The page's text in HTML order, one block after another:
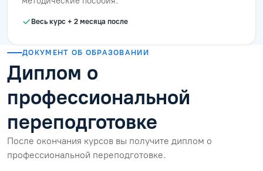
Весь курс + 2 месяца после
ДОКУМЕНТ ОБ ОБРАЗОВАНИИ
Диплом о
профессиональной
переподготовке
После окончания курсов вы получите диплом о
профессиональной переподготовке.